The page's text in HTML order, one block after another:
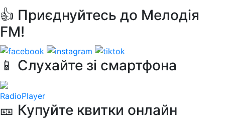
👍 Приєднуйтесь до Мелодія
FM!
📱 Слухайте зі смартфона
RadioPlayer
🎫 Купуйте квитки онлайн